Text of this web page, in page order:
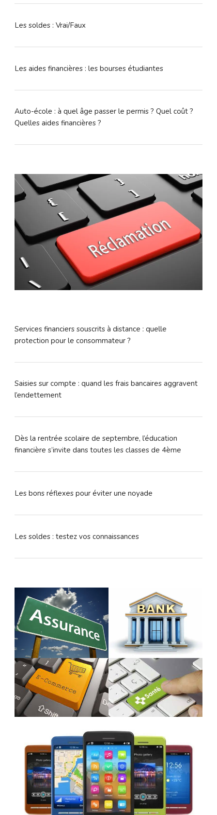
Les soldes : Vrai/Faux
Les aides financières : les bourses étudiantes
Auto-école : à quel âge passer le permis ? Quel coût ?
Quelles aides financières ?
Services financiers souscrits à distance : quelle
protection pour le consommateur ?
Saisies sur compte : quand les frais bancaires aggravent
l’endettement
Dès la rentrée scolaire de septembre, l’éducation
financière s’invite dans toutes les classes de 4ème
Les bons réflexes pour éviter une noyade
Les soldes : testez vos connaissances